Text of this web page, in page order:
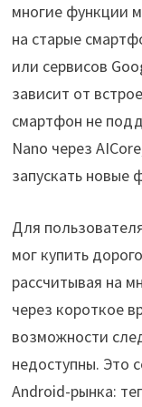
многие функции
на старые
или сервисов
зависит от
смартфон не
Nano через
запускать новые
Для
мог купить
рассчитывая на
через короткое
возможности
недоступны. Это
Android-рынка: